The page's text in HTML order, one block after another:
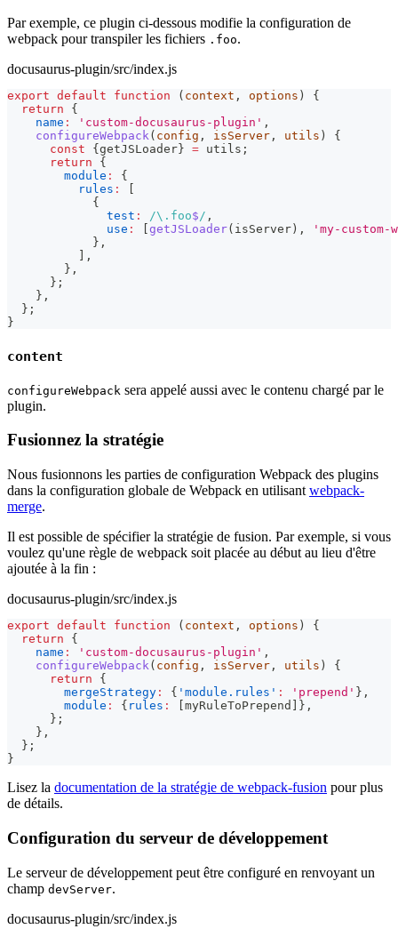
Par exemple, ce plugin ci-dessous modifie la configuration de
webpack pour transpiler les fichiers .foo.
docusaurus-plugin/src/index.js
export default function ( context , options )
{
return
{
name : 'custom-docusaurus-plugin' ,
configureWebpack( config , isServer , utils )
{
const
{ getJSLoader } = utils ;
return
{
module :
{
rules :
{
test : /\. foo$/ ,
use : getJSLoader( isServer ) ,
'my-custom-
} ,
,
} ,
} ;
} ,
} ;
}
content
configureWebpack sera appelé aussi avec le contenu chargé par le
plugin.
Fusionnez la stratégie
Nous fusionnons les parties de configuration Webpack des plugins
dans la configuration globale de Webpack en utilisant webpack-
merge.
Il est possible de spécifier la stratégie de fusion. Par exemple, si vous
voulez qu'une règle de webpack soit placée au début au lieu d'être
ajoutée à la fin :
docusaurus-plugin/src/index.js
export default function ( context , options )
{
return
{
name : 'custom-docusaurus-plugin' ,
configureWebpack( config , isServer , utils )
{
return
{
mergeStrategy : { 'module.rules' : 'prepend' } ,
module : { rules : myRuleToPrepend } ,
} ;
} ,
} ;
}
Lisez la documentation de la stratégie de webpack-fusion pour plus
de détails.
Configuration du serveur de développement
Le serveur de développement peut être configuré en renvoyant un
champ devServer.
docusaurus-plugin/src/index.js